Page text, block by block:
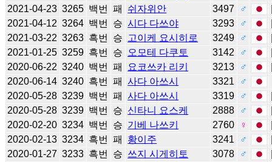
2021-04-23 3265 백번 패 쉬자위안 3497 ♂
2021-04-12 3264 백번 승 시다 다쓰야 3293 ♂
2021-03-22 3263 흑번 승 고이케 요시히로 3249 ♂
2021-01-25 3259 흑번 승 오모테 다쿠토 3142 ♂
2020-06-22 3240 백번 패 요코쓰카 리키 3213 ♂
2020-06-14 3240 흑번 패 사다 아쓰시 3321
♂
2020-05-28 3239 백번 패 사다 아쓰시 3319 ♂
2020-05-28 3239 백번 승 신타니 요스케 2888 ♂
2020-02-20 3234 백번 승 기베 나쓰키 2760 ♀
2020-02-13 3234 흑번 패 황이주 3241 ♂
2020-01-27 3233 흑번 승 쓰지 시게히토 3078 ♂